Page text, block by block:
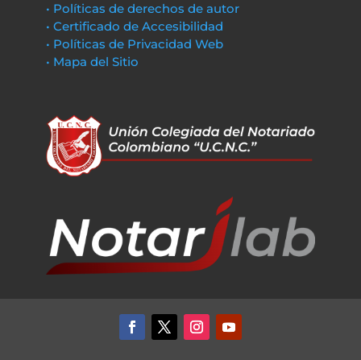
• Políticas de derechos de autor
• Certificado de Accesibilidad
• Políticas de Privacidad Web
• Mapa del Sitio